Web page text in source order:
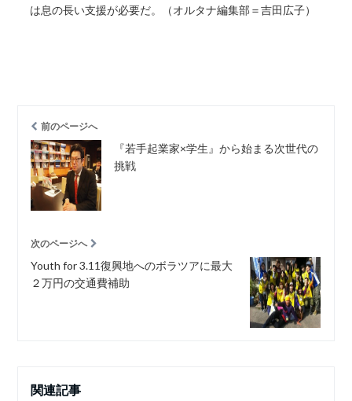
は息の長い支援が必要だ。（オルタナ編集部＝吉田広子）
前のページへ
『若手起業家×学生』から始まる次世代の
挑戦
次のページへ
Youth for 3.11復興地へのボラツアに最大
２万円の交通費補助
関連記事